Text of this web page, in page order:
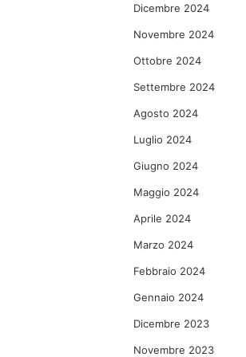
Dicembre 2024
Novembre 2024
Ottobre 2024
Settembre 2024
Agosto 2024
Luglio 2024
Giugno 2024
Maggio 2024
Aprile 2024
Marzo 2024
Febbraio 2024
Gennaio 2024
Dicembre 2023
Novembre 2023